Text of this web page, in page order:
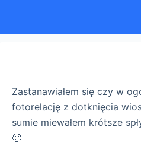
Zastanawiałem się czy w
fotorelację z dotknięcia
sumie miewałem krótsze
🙂